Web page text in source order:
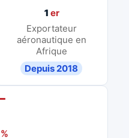
1 er
Exportateur
aéronautique en
Afrique
Depuis 2018
%